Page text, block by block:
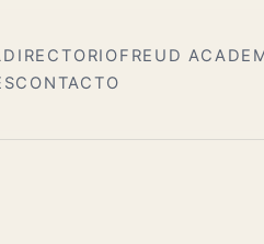
DIRECTORIOFREUD
CONTACTO